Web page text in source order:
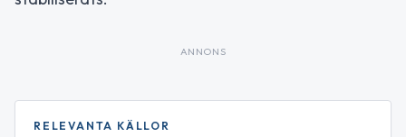
ANNONS
RELEVANTA KÄLLOR